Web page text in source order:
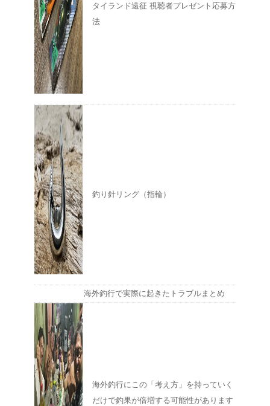
タイランド遠征 視聴者プレゼント応募方
法
釣り針リング（指輪）
海外釣行で実際に起きたトラブルまとめ
海外釣行にこの「考え方」を持っていく
だけで釣果が倍増する可能性があります